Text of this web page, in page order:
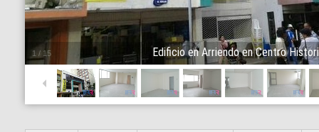
1 / 15 Edificio en Arriendo en Centro